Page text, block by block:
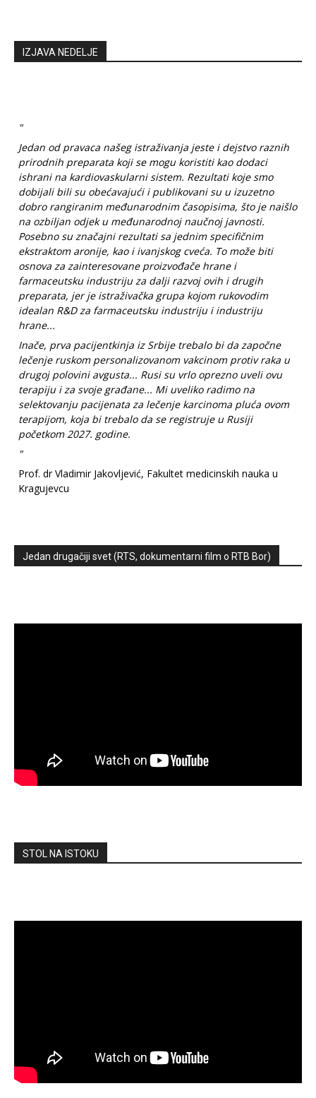
IZJAVA NEDELJE
"
Jedan od pravaca našeg istraživanja jeste i dejstvo raznih
prirodnih preparata koji se mogu koristiti kao dodaci
ishrani na kardiovaskularni sistem. Rezultati koje smo
dobijali bili su obećavajući i publikovani su u izuzetno
dobro rangiranim međunarodnim časopisima, što je naišlo
na ozbiljan odjek u međunarodnoj naučnoj javnosti.
Posebno su značajni rezultati sa jednim specifičnim
ekstraktom aronije, kao i ivanjskog cveća. To može biti
osnova za zainteresovane proizvođače hrane i
farmaceutsku industriju za dalji razvoj ovih i drugih
preparata, jer je istraživačka grupa kojom rukovodim
idealan R&D za farmaceutsku industriju i industriju
hrane...
Inače, prva pacijentkinja iz Srbije trebalo bi da započne
lečenje ruskom personalizovanom vakcinom protiv raka u
drugoj polovini avgusta... Rusi su vrlo oprezno uveli ovu
terapiju i za svoje građane... Mi uveliko radimo na
selektovanju pacijenata za lečenje karcinoma pluća ovom
terapijom, koja bi trebalo da se registruje u Rusiji
početkom 2027. godine.
"
Prof. dr Vladimir Jakovljević, Fakultet medicinskih nauka u
Kragujevcu
Jedan drugačiji svet (RTS, dokumentarni film o RTB Bor)
STOL NA ISTOKU